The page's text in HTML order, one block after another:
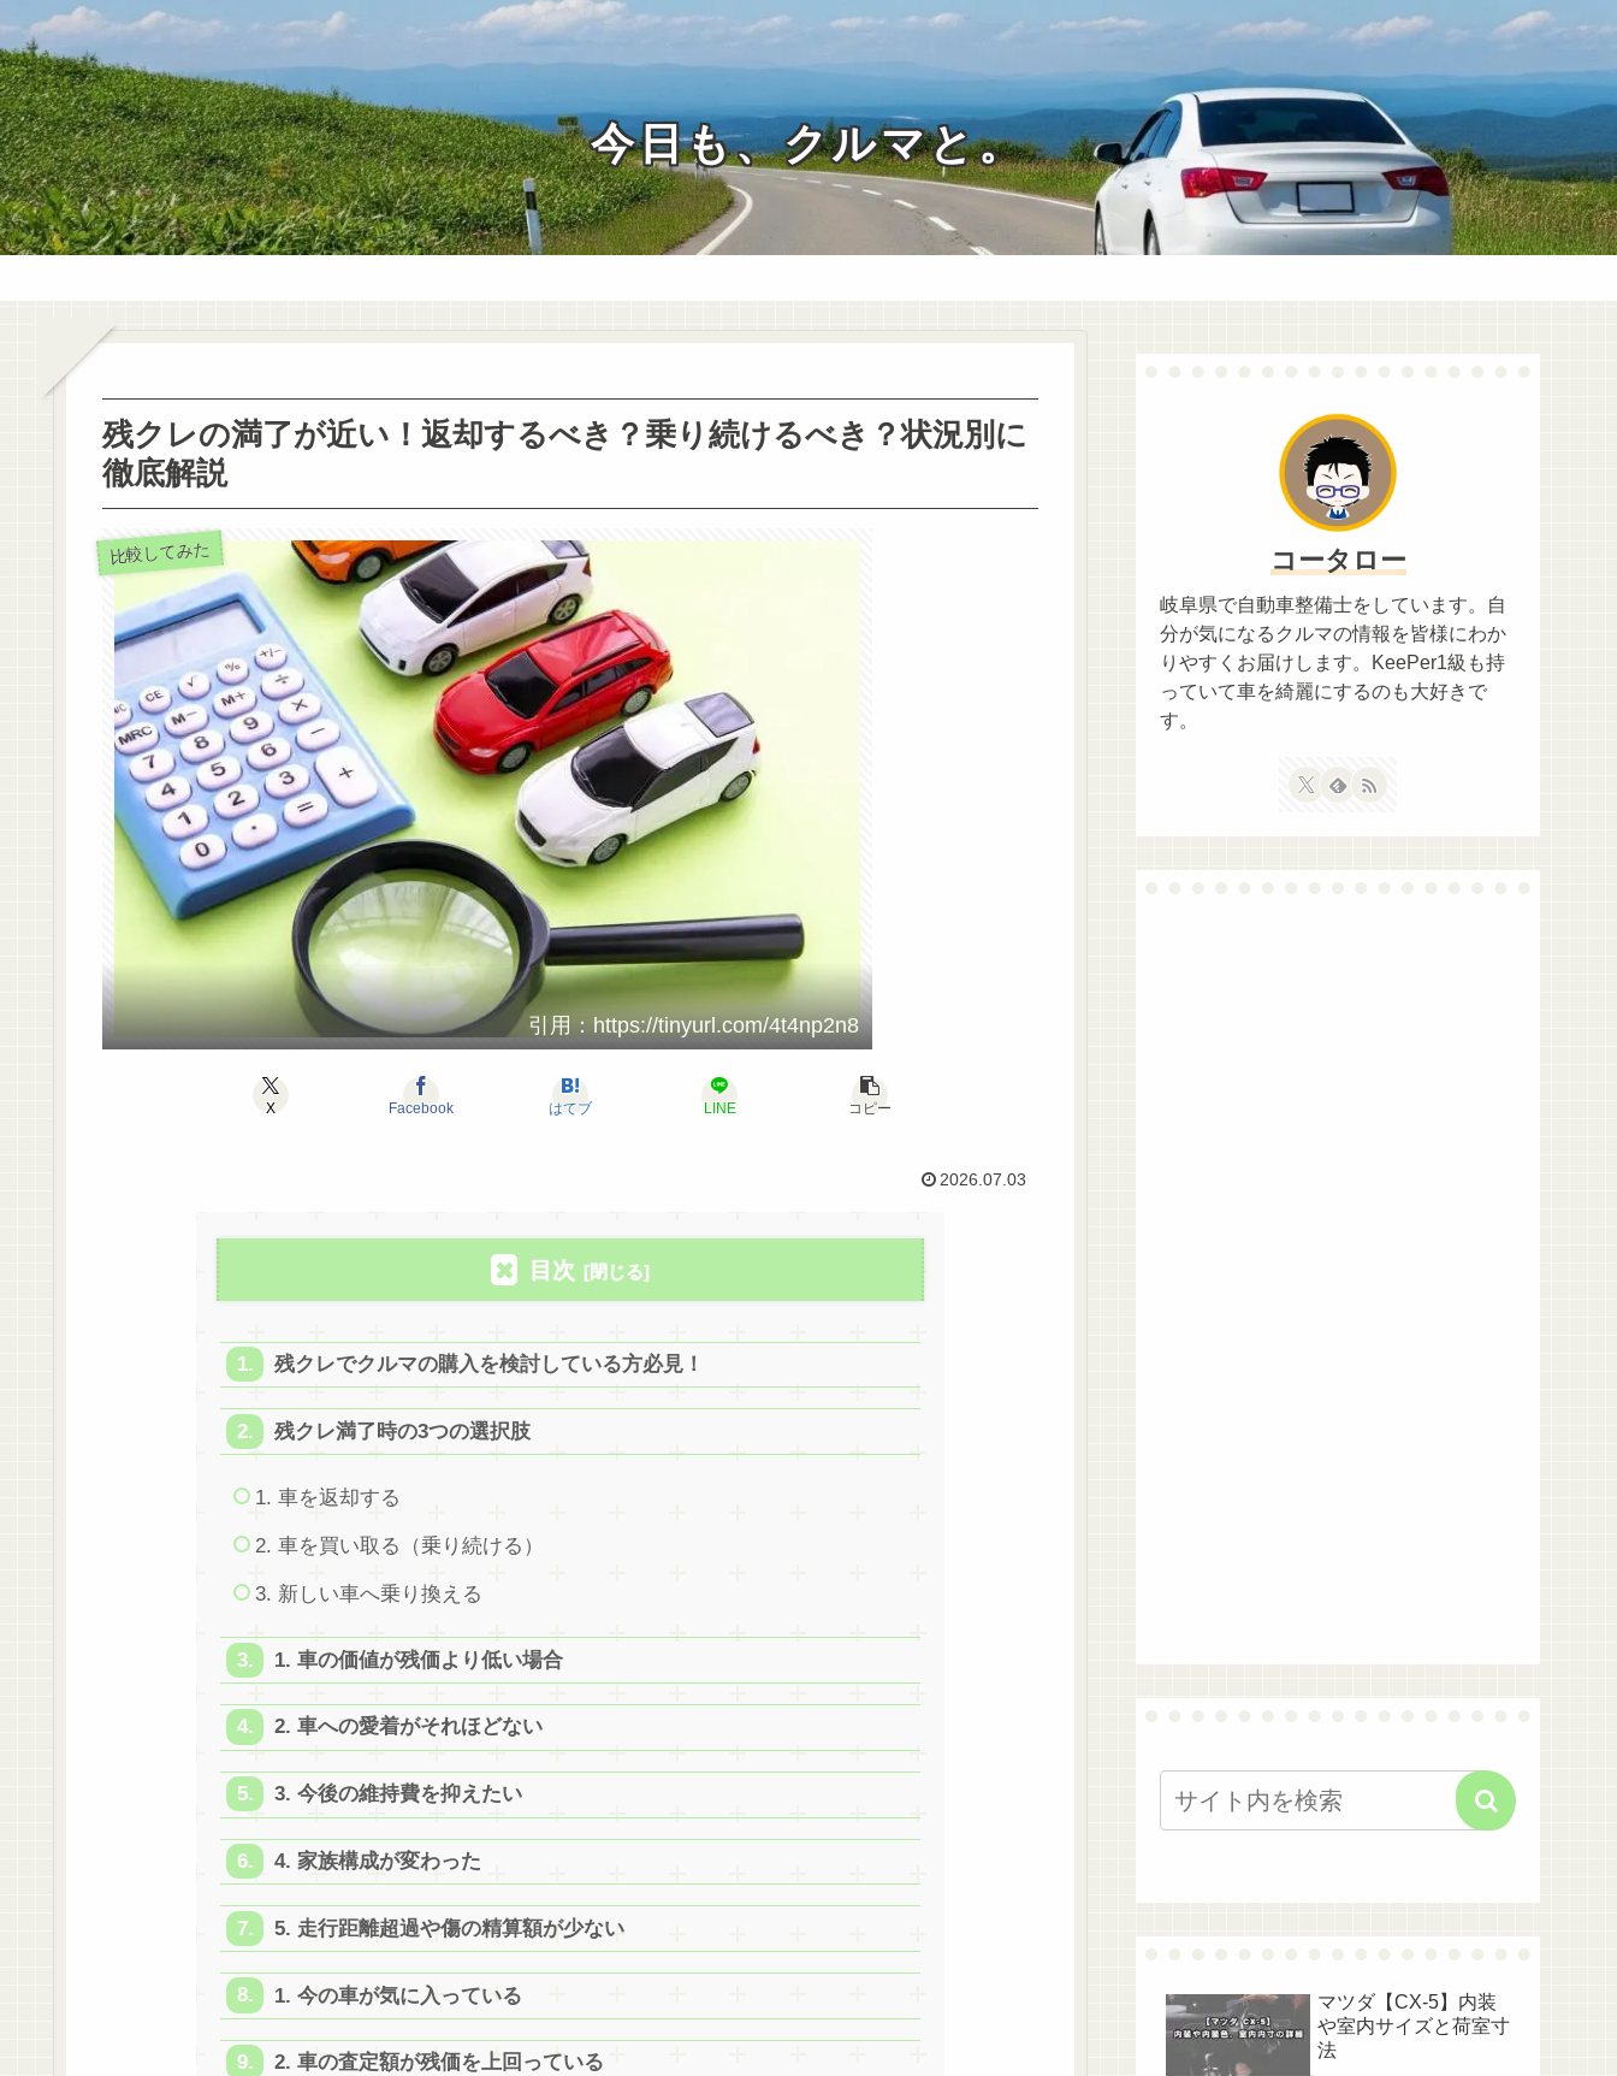
今日も、クルマと。
残クレの満了が近い！返却するべき？乗り続けるべき？状況別に
徹底解説
比較してみた
引用：https://tinyurl.com/4t4np2n8
X Facebook はてブ LINE コピー
2026.07.03
目次
残クレでクルマの購入を検討している方必見！
残クレ満了時の3つの選択肢
1. 車を返却する
2. 車を買い取る（乗り続ける）
3. 新しい車へ乗り換える
1. 車の価値が残価より低い場合
2. 車への愛着がそれほどない
3. 今後の維持費を抑えたい
4. 家族構成が変わった
5. 走行距離超過や傷の精算額が少ない
1. 今の車が気に入っている
2. 車の査定額が残価を上回っている
コータロー
岐阜県で自動車整備士をしています。自
分が気になるクルマの情報を皆様にわか
りやすくお届けします。KeePer1級も持
っていて車を綺麗にするのも大好きで
す。
マツダ【CX-5】内装
や室内サイズと荷室寸
法